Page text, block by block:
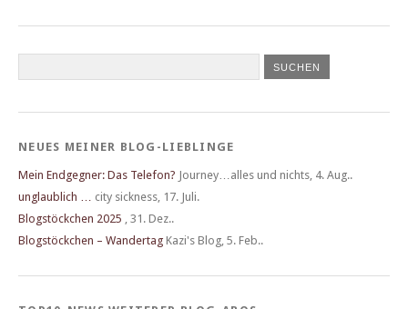
NEUES MEINER BLOG-LIEBLINGE
Mein Endgegner: Das Telefon? Journey…alles und nichts 4. Aug..
unglaublich …
city sickness 17. Juli.
Blogstöckchen 2025
31. Dez..
Blogstöckchen – Wandertag Kazi's Blog 5. Feb..